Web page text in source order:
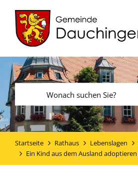
Startseite Rathaus Lebenslagen
Ein Kind aus dem Ausland adoptieren